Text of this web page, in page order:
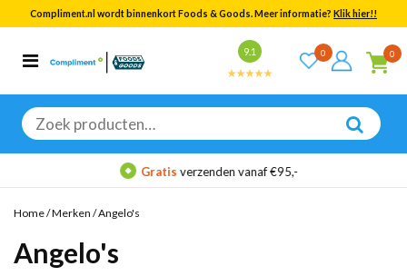
Compliment.nl wordt binnenkort Foods & Goods. Meer informatie? Klik hier!!
9.1 0 0
Zoeken
naar:
Categorieën
Bekijk alle resultaten
Gratisverzenden vanaf €95,-
Home/Merken /Angelo's
Angelo's